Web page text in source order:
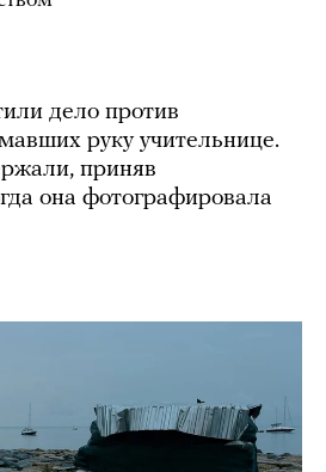
дело против
руку учительнице.
приняв
она фотографировала